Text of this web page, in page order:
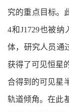
究的重点目标。
4和J1729也被
体，研究人员通
获得了可见恒星
合得到的可见星
轨道倾角。在此